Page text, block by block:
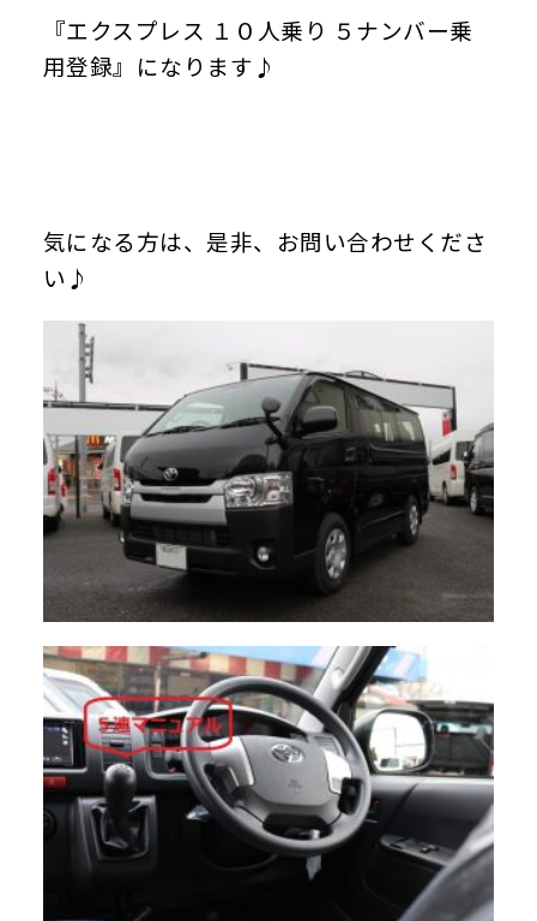
『エクスプレス １０人乗り ５ナンバー乗
用登録』になります♪
気になる方は、是非、お問い合わせくださ
い♪